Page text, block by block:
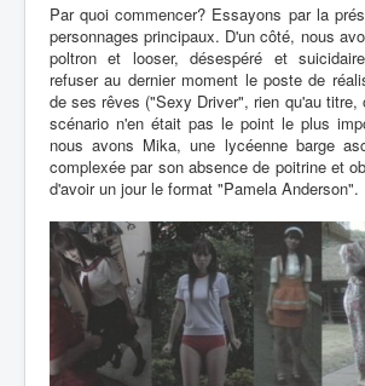
Par quoi commencer? Essayons par la
personnages principaux. D'un côté, nous
poltron et looser, désespéré et
refuser au dernier moment le poste de
de ses rêves ("Sexy Driver", rien qu'au titre,
scénario n'en était pas le point le plus
nous avons Mika, une lycéenne barge
complexée par son absence de poitrine et
d'avoir un jour le format "Pamela Anderson".